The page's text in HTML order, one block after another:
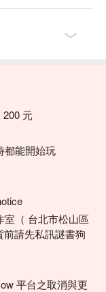
，捨不得停下來
室逃脫般的機關
憶
異）
紀念閃卡、過關貼
200 元
都能開始玩
（ 台北市松山區
請先私訊謎書狗
平台之取消與更